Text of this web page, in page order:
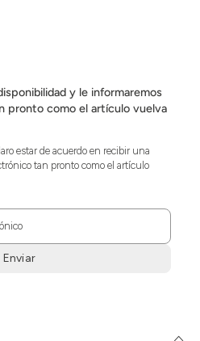
y le informaremos
pronto como el artículo vuelva
estar de acuerdo en recibir una
tan pronto como el artículo
Enviar